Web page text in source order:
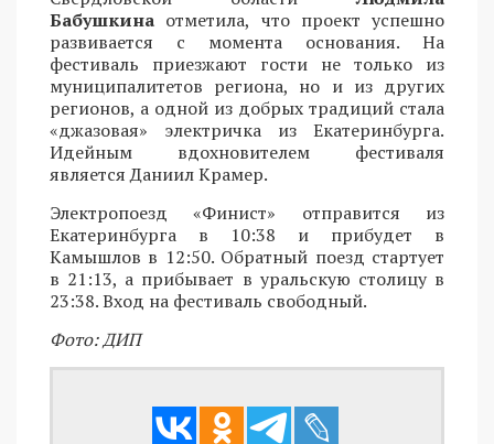
Бабушкина отметила, что проект успешно
развивается с момента основания. На
фестиваль приезжают гости не только из
муниципалитетов региона, но и из других
регионов, а одной из добрых традиций стала
«джазовая» электричка из Екатеринбурга.
Идейным вдохновителем фестиваля
является Даниил Крамер.
Электропоезд «Финист» отправится из
Екатеринбурга в 10:38 и прибудет в
Камышлов в 12:50. Обратный поезд стартует
в 21:13, а прибывает в уральскую столицу в
23:38. Вход на фестиваль свободный.
Фото: ДИП